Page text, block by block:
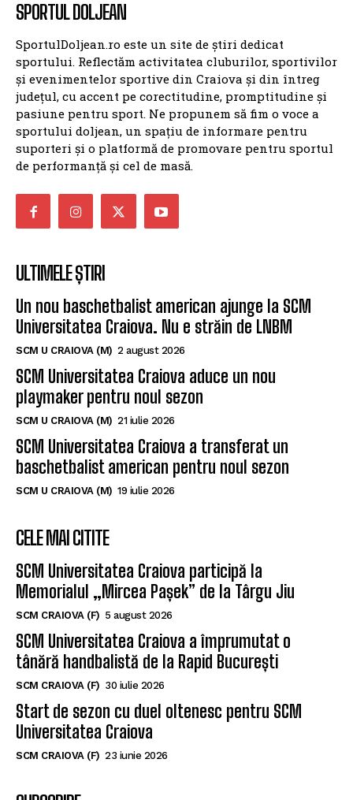
SPORTUL DOLJEAN
SportulDoljean.ro este un site de știri dedicat
sportului. Reflectăm activitatea cluburilor, sportivilor
și evenimentelor sportive din Craiova și din întreg
județul, cu accent pe corectitudine, promptitudine și
pasiune pentru sport. Ne propunem să fim o voce a
sportului doljean, un spațiu de informare pentru
suporteri și o platformă de promovare pentru sportul
de performanță și cel de masă.
ULTIMELE ȘTIRI
Un nou baschetbalist american ajunge la SCM
Universitatea Craiova. Nu e străin de LNBM
SCM U CRAIOVA (M) 2 august 2026
SCM Universitatea Craiova aduce un nou
playmaker pentru noul sezon
SCM U CRAIOVA (M) 21 iulie 2026
SCM Universitatea Craiova a transferat un
baschetbalist american pentru noul sezon
SCM U CRAIOVA (M) 19 iulie 2026
CELE MAI CITITE
SCM Universitatea Craiova participă la
Memorialul „Mircea Pașek” de la Târgu Jiu
SCM CRAIOVA (F) 5 august 2026
SCM Universitatea Craiova a împrumutat o
tânără handbalistă de la Rapid București
SCM CRAIOVA (F) 30 iulie 2026
Start de sezon cu duel oltenesc pentru SCM
Universitatea Craiova
SCM CRAIOVA (F) 23 iunie 2026